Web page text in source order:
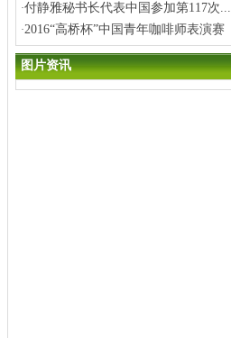
·付静雅秘书长代表中国参加第117次...
·2016“高桥杯”中国青年咖啡师表演赛
图片资讯